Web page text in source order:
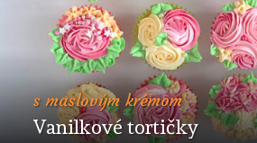
s maslovým krémom
Vanilkové tortičky